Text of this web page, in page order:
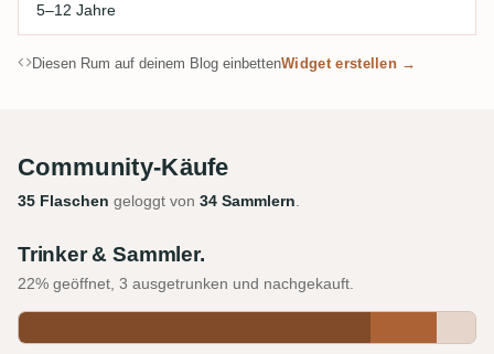
5–12 Jahre
Diesen Rum auf deinem Blog einbettenWidget erstellen →
Community-Käufe
35 Flaschen geloggt von 34 Sammlern
Trinker & Sammler.
22% geöffnet, 3 ausgetrunken und nachgekauft.